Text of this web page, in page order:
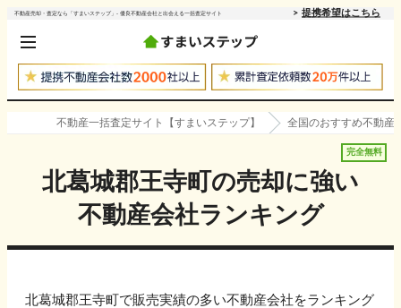
不動産売却・査定なら「すまいステップ」- 優良不動産会社と出会える一括査定サイト 提携希望はこちら
不動産一括査定サイト【すまいステップ】 全国のおすすめ不動産
完全無料
北葛城郡王寺町の売却に強い
不動産会社ランキング
北葛城郡王寺町で販売実績の多い不動産会社をランキング